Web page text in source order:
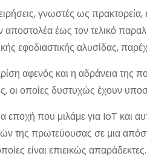
γνωστές ως
έως τον τελικό
εφοδιαστικής αλυσίδας,
αφενός και η αδράνεια της
οι οποίες δυστυχώς έχουν
εποχή που μιλάμε για IoT και
της πρωτεύουσας σε μια
είναι επιεικώς απαράδεκτες.